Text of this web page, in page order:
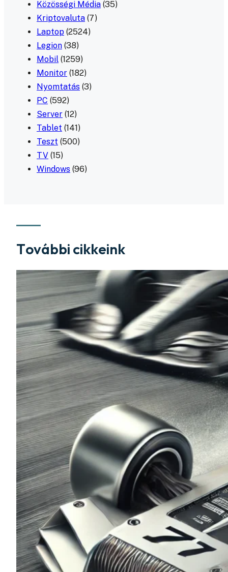
Közösségi Média (35)
Kriptovaluta (7)
Laptop (2524)
Legion (38)
Mobil (1259)
Monitor (182)
Nyomtatás (3)
PC (592)
Server (12)
Tablet (141)
Teszt (500)
TV (15)
Windows (96)
További cikkeink